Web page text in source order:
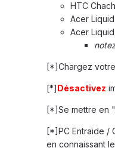
HTC
Acer
Acer
[*]Chargez
[*]Désactivez
[*]Se mettre en
[*]PC Entraide /
en connaissant